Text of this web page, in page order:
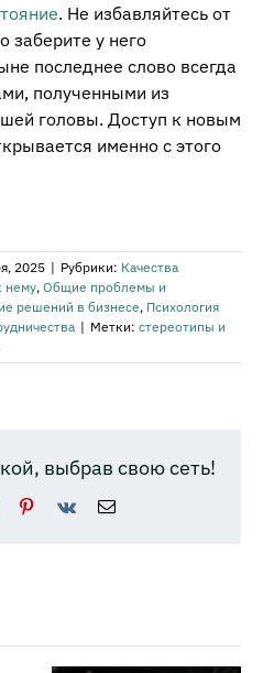
. Не избавляйтесь от
заберите у него
последнее слово всегда
полученными из
головы. Доступ к новым
именно с этого
2025 | Рубрики: Качества
нему, Общие проблемы и
решений в бизнесе, Психология
| Метки: стереотипы и
выбрав свою сеть!
Pinterest
Vk Email